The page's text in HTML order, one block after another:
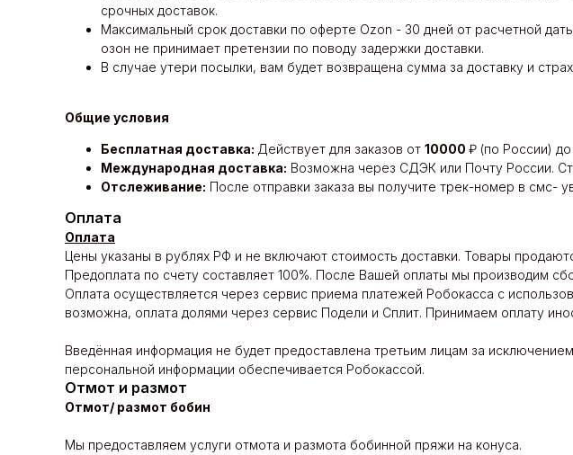
срочных доставок.
Максимальный срок доставки по оферте Ozon - 30 дней от расчетной
озон не принимает претензии по поводу задержки доставки.
В случае утери посылки, вам будет возвращена сумма за доставку и
Общие условия
Бесплатная доставка: Действует для заказов от 10000 ₽ (по России)
Международная доставка: Возможна через СДЭК или Почту России.
Отслеживание: После отправки заказа вы получите трек-номер в смс-
Оплата
Оплата
Цены указаны в рублях РФ и не включают стоимость доставки. Товары
Предоплата по счету составляет 100%. После Вашей оплаты мы производим
Оплата осуществляется через сервис приема платежей Робокасса с
возможна, оплата долями через сервис Подели и Сплит. Принимаем оплату
Введённая информация не будет предоставлена третьим лицам за
персональной информации обеспечивается Робокассой.
Отмот и размот
Отмот/ размот бобин
Мы предоставляем услуги отмота и размота бобинной пряжи на конуса.